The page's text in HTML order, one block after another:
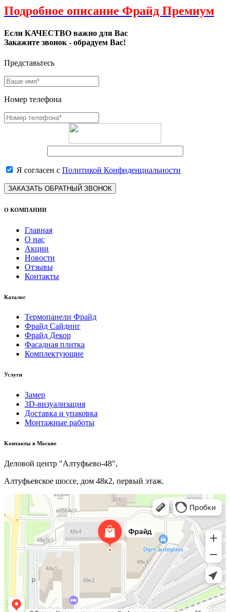
Подробное описание Фрайд Премиум
Если КАЧЕСТВО важно для Вас
Закажите звонок - обрадуем Вас!
Представьтесь
Номер телефона
Я согласен с Политикой Конфиденциальности
ЗАКАЗАТЬ ОБРАТНЫЙ ЗВОНОК
О КОМПАНИИ
Главная
О нас
Акции
Новости
Отзывы
Контакты
Каталог
Термопанели Фрайд
Фрайд Сайдинг
Фрайд Декор
Фасадная плитка
Комплектующие
Услуги
Замер
3D-визуализация
Доставка и упаковка
Монтажные работы
Kонтакты в Москве
Деловой центр "Алтуфьево-48",
Алтуфьевское шоссе, дом 48к2, первый этаж.